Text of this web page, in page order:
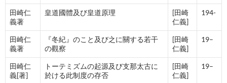
田崎仁
義著
皇道國體及び皇道原理
[田崎
仁義]
194-
田崎仁
義著
『冬紀』のこと及び之に關する若干
の觀察
[田崎
仁義]
19–
田崎仁
義[著]
トーテミズムの起源及び支那太古に
於ける此制度の存否
[田崎
仁義]
19–